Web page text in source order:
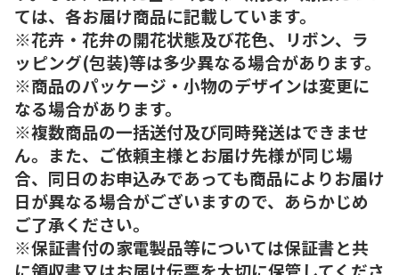
ては、各お届け商品に記載しています。
※花卉・花弁の開花状態及び花色、リボン、ラ
ッピング(包装)等は多少異なる場合があります。
※商品のパッケージ・小物のデザインは変更に
なる場合があります。
※複数商品の一括送付及び同時発送はできませ
ん。また、ご依頼主様とお届け先様が同じ場
合、同日のお申込みであっても商品によりお届け
日が異なる場合がございますので、あらかじめ
ご了承ください。
※保証書付の家電製品等については保証書と共
に領収書又はお届け伝票を大切に保管してくださ